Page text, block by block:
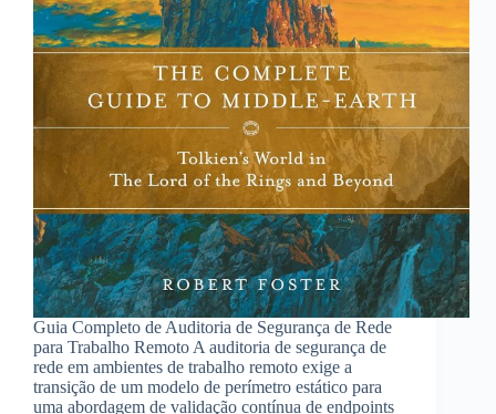
Guia Completo de Auditoria de Segurança de Rede
para Trabalho Remoto A auditoria de segurança de
rede em ambientes de trabalho remoto exige a
transição de um modelo de perímetro estático para
uma abordagem de validação contínua de endpoints